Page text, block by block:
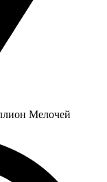
Мелочей